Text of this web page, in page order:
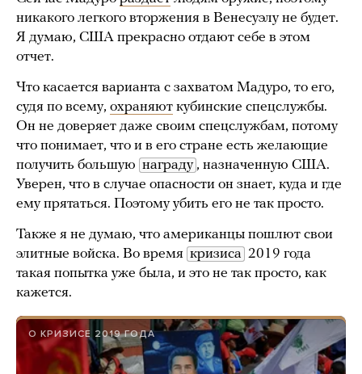
никакого легкого вторжения в Венесуэлу не будет.
Я думаю, США прекрасно отдают себе в этом
отчет.
Что касается варианта с захватом Мадуро, то его,
судя по всему, охраняют кубинские спецслужбы.
Он не доверяет даже своим спецслужбам, потому
что понимает, что и в его стране есть желающие
получить большую награду , назначенную США.
Уверен, что в случае опасности он знает, куда и где
ему прятаться. Поэтому убить его не так просто.
Также я не думаю, что американцы пошлют свои
элитные войска. Во время кризиса 2019 года
такая попытка уже была, и это не так просто, как
кажется.
О КРИЗИСЕ 2019 ГОДА